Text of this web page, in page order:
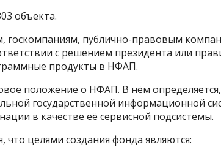
объекта.
госкомпаниям, публично-правовым
с решением президента или
продукты в НФАП.
положение о НФАП. В нём
государственной информационной
в качестве её сервисной подсистемы.
что целями создания фонда являются: